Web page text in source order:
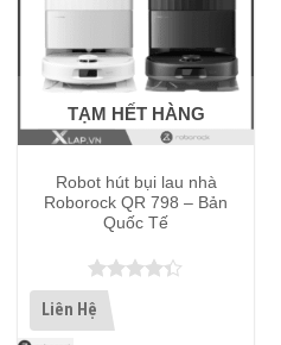
TẠM HẾT HÀNG
Robot hút bụi lau nhà
Roborock QR 798 – Bản
Quốc Tế
Được xếp
hạng
5 sao
Liên Hệ